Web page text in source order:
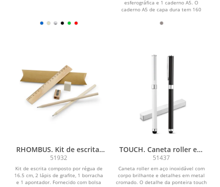
páginas pautadas e caneta
em azul
esferográfica e 1 caderno A5. O
caderno A5 de capa dura tem 160
RHOMBUS. Kit de escrita:
régua, lápis de grafite,
borracha e apontador
51932
Kit de escrita composto por régua de
16.5 cm, 2 lápis de grafite, 1 borracha
e 1 apontador. Fornecido com bolsa
TOUCH. Caneta roller em
metal com corpo brilhante
e escrita em preto
51437
Caneta roller em aço inoxidável com
corpo brilhante e detalhes em metal
cromado. O detalhe da ponteira touch